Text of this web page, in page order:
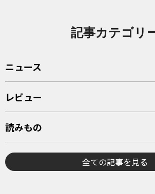
記事カテゴリ
ニュース
レビュー
読みもの
全ての記事を見る